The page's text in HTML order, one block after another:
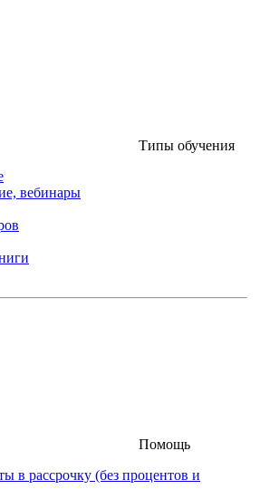
Типы обучения
вебинары
Помощь
в рассрочку (без процентов и